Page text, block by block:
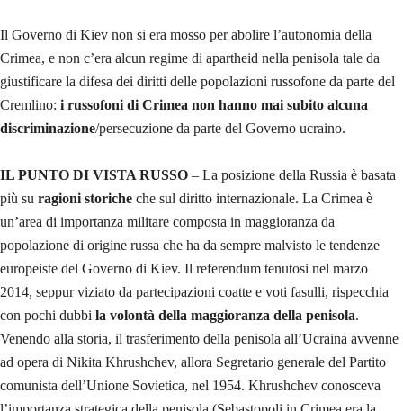
Il Governo di Kiev non si era mosso per abolire l’autonomia della
Crimea, e non c’era alcun regime di apartheid nella penisola tale da
giustificare la difesa dei diritti delle popolazioni russofone da parte del
Cremlino: i russofoni di Crimea non hanno mai subito alcuna
discriminazione/persecuzione da parte del Governo ucraino.
IL PUNTO DI VISTA RUSSO – La posizione della Russia è basata
più su ragioni storiche che sul diritto internazionale. La Crimea è
un’area di importanza militare composta in maggioranza da
popolazione di origine russa che ha da sempre malvisto le tendenze
europeiste del Governo di Kiev. Il referendum tenutosi nel marzo
2014, seppur viziato da partecipazioni coatte e voti fasulli, rispecchia
con pochi dubbi la volontà della maggioranza della penisola.
Venendo alla storia, il trasferimento della penisola all’Ucraina avvenne
ad opera di Nikita Khrushchev, allora Segretario generale del Partito
comunista dell’Unione Sovietica, nel 1954. Khrushchev conosceva